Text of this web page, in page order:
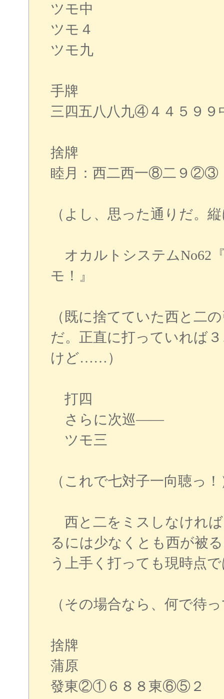
ツモ中
ツモ４
ツモ九
手牌
三四五八八九④４４５９
捨牌
睦月：西二西一⑧二９②③
（よし、思った通りだ。
オカルトシステムNo62
モ！』
（既に捨てていた西と二
だ。正直に打っていれば
けど……）
打四
さらに次巡――
ツモ三
（これで七対子一向聴っ！
西と二をミスしなけれ
るには少なくとも西が被
う上手く打っても現時点
（その場合なら、何で待
捨牌
蒲原
發東②①６８８東⑥⑤２